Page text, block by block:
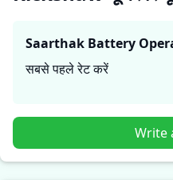
Saarthak Battery
सबसे पहले रेट करें
Write